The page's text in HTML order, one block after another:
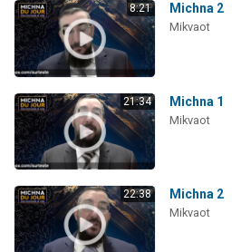
8:21 Michna 2
Mikvaot
21:34 Michna 1
Mikvaot
22:38 Michna 2
Mikvaot